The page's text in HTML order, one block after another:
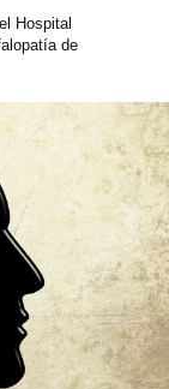
Hospital
de